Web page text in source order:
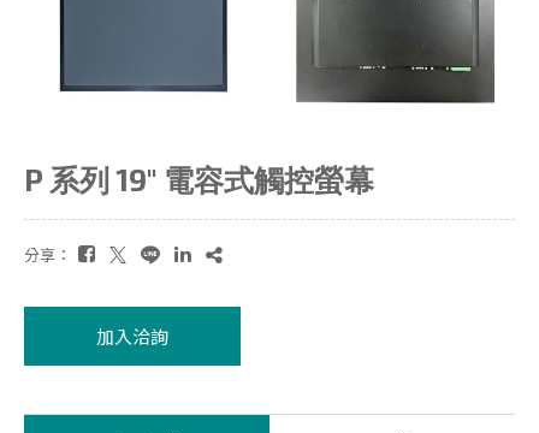
P 系列 19" 電容式觸控螢幕
分享：
加入洽詢